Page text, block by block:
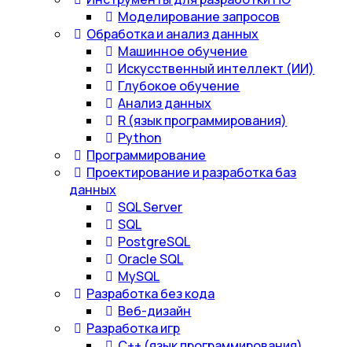
Моделирование запросов
Обработка и анализ данных
Машинное обучение
Искусственный интеллект (ИИ)
Глубокое обучение
Анализ данных
R (язык программирования)
Python
Программирование
Проектирование и разработка баз
данных
SQL Server
SQL
PostgreSQL
Oracle SQL
MySQL
Разработка без кода
Веб-дизайн
Разработка игр